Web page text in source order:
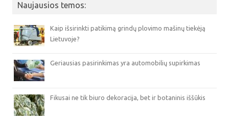
Naujausios temos:
Kaip išsirinkti patikimą grindų plovimo mašinų tiekėją
Lietuvoje?
Geriausias pasirinkimas yra automobilių supirkimas
Fikusai ne tik biuro dekoracija, bet ir botaninis iššūkis